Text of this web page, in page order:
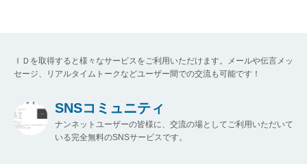
ＩＤを取得すると様々なサービスをご利用いただけます。メールや伝言メッ
セージ、リアルタイムトークなどユーザー間での交流も可能です！
SNSコミュニティ
ナンネットユーザーの皆様に、交流の場としてご利用いただいて
いる完全無料のSNSサービスです。